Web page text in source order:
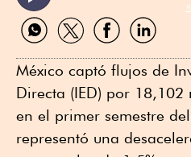
Compartir
por
Compartir
por
Compartir
por
Compartir
por
México captó flujos de
Directa (IED) por 18,102
en el primer semestre
representó una